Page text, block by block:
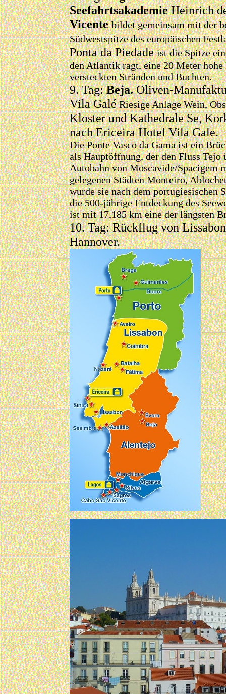
SeefahrtsakademieHeinrich
Vicentebildet gemeinsam mit der
Südwestspitze des europäischen
Ponta da Piedadeist die Spitze
den Atlantik ragt, eine 20 Meter
versteckten Stränden und Buchten.
9. Tag:Beja.Oliven-
Vila GaléRiesige Anlage Wein,
Kloster und Kathedrale Se,
nach Ericeira Hotel Vila Gale.
Die Ponte Vasco da Gama ist ein
als Hauptöffnung, der den Fluss Tejo
Autobahn von Moscavide/Spacigem
gelegenen Städten Monteiro,
wurde sie nach dem portugiesischen
die 500-jährige Entdeckung des
ist mit 17,185 km eine der längsten
10. Tag: Rückflug von
Hannover.